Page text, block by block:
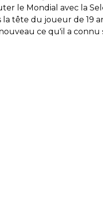
le Mondial avec la
la tête du joueur de 19
ce qu'il a connu